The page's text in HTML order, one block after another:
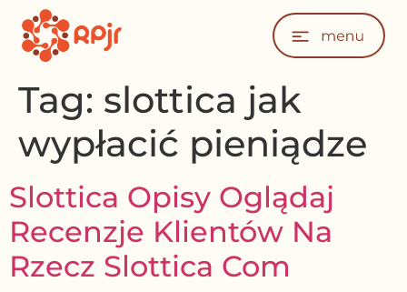
Tag: slottica jak
wypłacić pieniądze
Slottica Opisy Oglądaj
Recenzje Klientów Na
Rzecz Slottica Com